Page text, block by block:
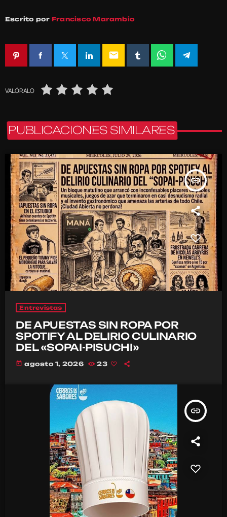
Escrito por Francisco Marambio
email
VALÓRALO
PUBLICACIONES SIMILARES
insert_link
Entrevistas
DE APUESTAS SIN ROPA POR
SPOTIFY AL DELIRIO CULINARIO
DEL «SOPAI-PISUCHI»
today agosto 1, 2026 23
insert_link